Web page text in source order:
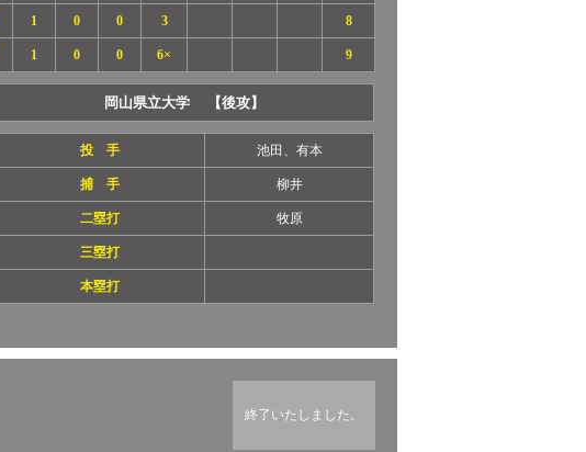
1 0 0 3 8
1 0 0 6× 9
岡山県立大学 【後攻】
投 手 池田、有本
捕 手 柳井
二塁打 牧原
三塁打
本塁打
終了いたしました。